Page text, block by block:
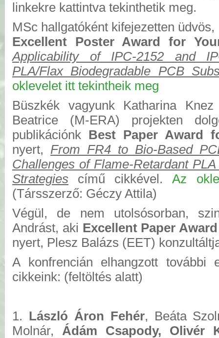
linkekre kattintva tekinthetik meg.
MSc hallgatóként kifejezetten
Excellent Poster Award for
Applicability of IPC-2152 and
PLA/Flax Biodegradable PCB
oklevelet itt tekintheik meg
Büszkék vagyunk Katharina
Beatrice (M-ERA) projekten
publikációnk Best Paper Award
nyert, From FR4 to Bio-Based
Challenges of Flame-Retardant
Strategies
című cikkével.Az
(Társszerző: Géczy Attila)
Végül, de nem utolsósorban,
Andrást, aki Excellent Paper
nyert, Plesz Balázs (EET)
A konfrencián elhangzott további
cikkeink: (feltöltés alatt)
1. László Áron Fehér, Beáta
Molnár, Ádám Csapody, Olivér